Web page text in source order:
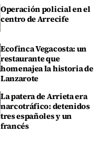
Operación policial en el
centro de Arrecife
Ecofinca Vegacosta: un
restaurante que
homenajea la historia de
Lanzarote
La patera de Arrieta era
narcotráfico: detenidos
tres españoles y un
francés